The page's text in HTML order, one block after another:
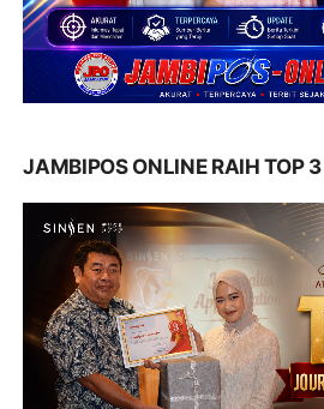
JAMBIPOS ONLINE RAIH TOP 3